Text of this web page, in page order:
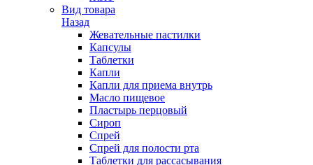
Вид товара
Назад
Жевательные пастилки
Капсулы
Таблетки
Капли
Капли для приема внутрь
Масло пищевое
Пластырь перцовый
Сироп
Спрей
Спрей для полости рта
Таблетки для рассасывания